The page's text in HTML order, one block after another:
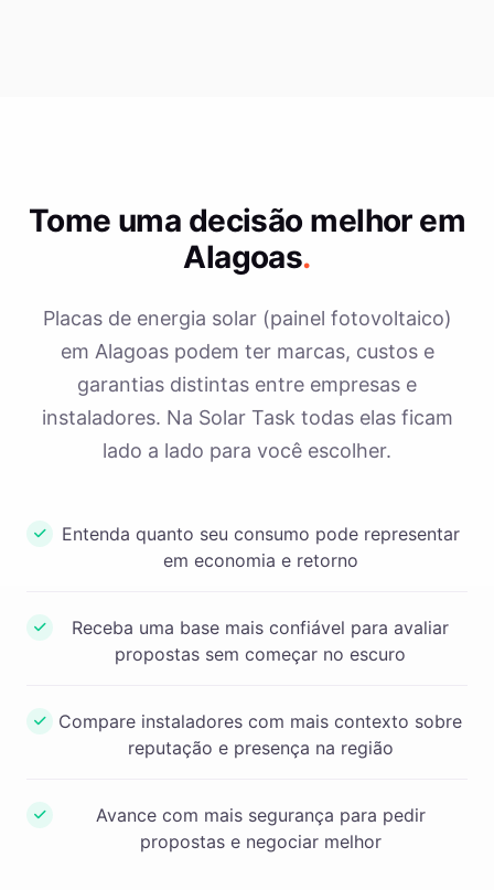
Tome uma decisão melhor em
Alagoas.
Placas de energia solar (painel fotovoltaico)
em Alagoas podem ter marcas, custos e
garantias distintas entre empresas e
instaladores. Na Solar Task todas elas ficam
lado a lado para você escolher.
Entenda quanto seu consumo pode representar
em economia e retorno
Receba uma base mais confiável para avaliar
propostas sem começar no escuro
Compare instaladores com mais contexto sobre
reputação e presença na região
Avance com mais segurança para pedir
propostas e negociar melhor